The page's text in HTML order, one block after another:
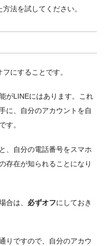
法を試してください。
にすることです。
がLINEにはあります。これ
に、自分のアカウントを自
す。
、自分の電話番号をスマホ
存在が知られることになり
合は、 必ずオフにしておき
りですので、自分のアカウ